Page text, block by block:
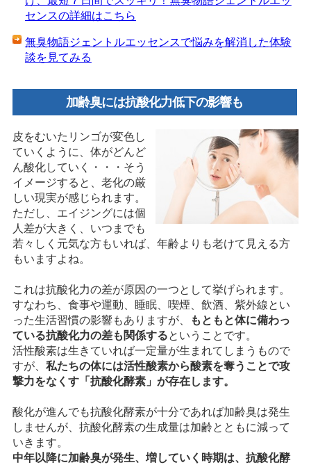
センスの詳細はこちら
無臭物語ジェントルエッセンスで悩みを解消した体験
談を見てみる
加齢臭には抗酸化力低下の影響も
皮をむいたリンゴが変色し
ていくように、体がどんど
ん酸化していく・・・そう
イメージすると、老化の厳
しい現実が感じられます。
ただし、エイジングには個
人差が大きく、いつまでも
若々しく元気な方もいれば、年齢よりも老けて見える方
もいますよね。
これは抗酸化力の差が原因の一つとして挙げられます。
すなわち、食事や運動、睡眠、喫煙、飲酒、紫外線とい
った生活習慣の影響もありますが、
もともと体に備わっ
ている抗酸化力の差も関係するということです。
活性酸素は生きていれば一定量が生まれてしまうもので
すが、 私たちの体には活性酸素から酸素を奪うことで攻
撃力をなくす「抗酸化酵素」が存在します。
酸化が進んでも抗酸化酵素が十分であれば加齢臭は発生
しませんが、抗酸化酵素の生成量は加齢とともに減って
いきます。
中年以降に加齢臭が発生、増していく時期は、抗酸化酵